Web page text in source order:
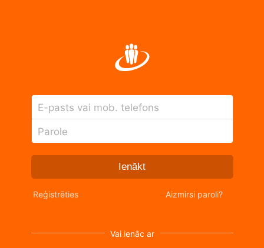
E-pasts vai mob. telefons
Parole
Ienākt
Reģistrēties Aizmirsi paroli?
Vai ienāc ar